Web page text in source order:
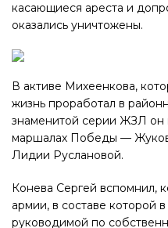
касающиеся ареста и
оказались уничтожены.
В активе Михеенкова,
жизнь проработал в
знаменитой серии ЖЗЛ он
маршалах Победы —
Лидии Руслановой.
Конева Сергей вспомнил,
армии, в составе которой
руководимой по